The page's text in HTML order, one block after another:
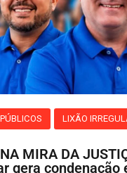
LIXÃO
MIRA DA
gera condenação